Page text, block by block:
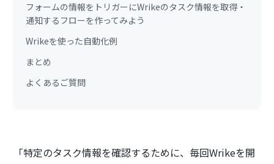
フォームの情報をトリガーにWrikeのタスク情報を取得・
通知するフローを作ってみよう
Wrikeを使った自動化例
まとめ
よくあるご質問
「特定のタスク情報を確認するために、毎回Wrikeを開